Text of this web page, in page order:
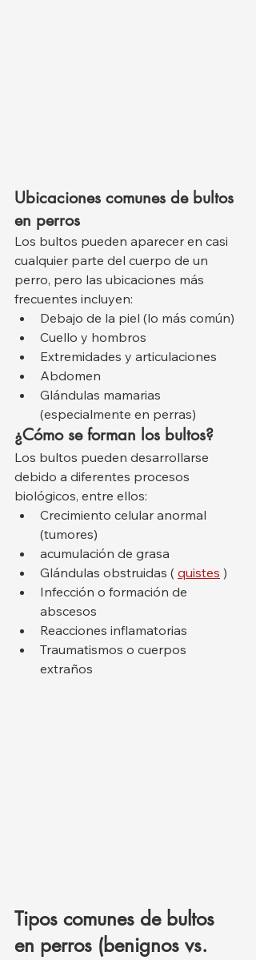
Ubicaciones comunes de bultos
en perros
Los bultos pueden aparecer en casi
cualquier parte del cuerpo de un
perro, pero las ubicaciones más
frecuentes incluyen:
Debajo de la piel (lo más común)
Cuello y hombros
Extremidades y articulaciones
Abdomen
Glándulas mamarias
(especialmente en perras)
¿Cómo se forman los bultos?
Los bultos pueden desarrollarse
debido a diferentes procesos
biológicos, entre ellos:
Crecimiento celular anormal
(tumores)
acumulación de grasa
Glándulas obstruidas ( quistes )
Infección o formación de
abscesos
Reacciones inflamatorias
Traumatismos o cuerpos
extraños
Tipos comunes de bultos
en perros (benignos vs.